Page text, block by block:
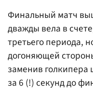
Финальный матч
дважды вела в
третьего периода,
догоняющей
заменив
за 6 (!) секунд до